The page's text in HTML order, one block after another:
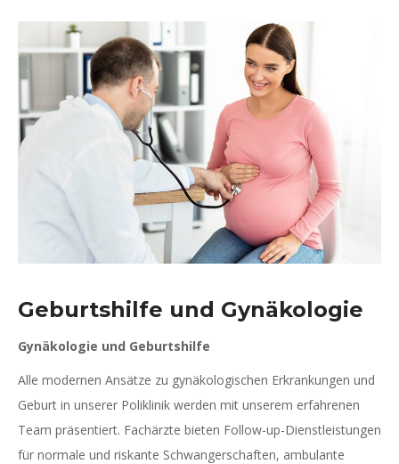
Geburtshilfe und Gynäkologie
Gynäkologie und Geburtshilfe
Alle modernen Ansätze zu gynäkologischen Erkrankungen und
Geburt in unserer Poliklinik werden mit unserem erfahrenen
Team präsentiert. Fachärzte bieten Follow-up-Dienstleistungen
für normale und riskante Schwangerschaften, ambulante